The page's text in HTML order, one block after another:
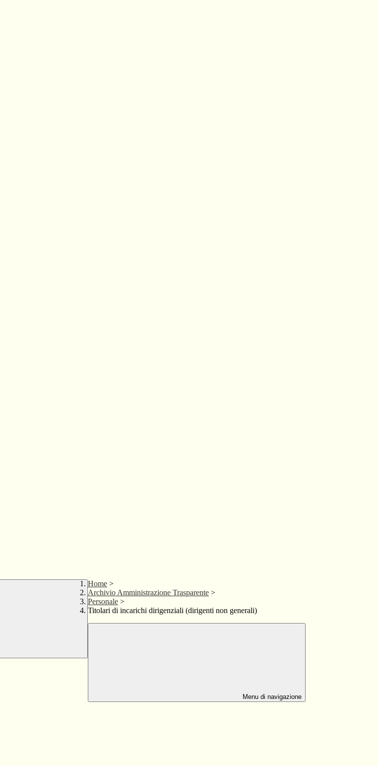
Home >
Archivio Amministrazione Trasparente >
Personale >
Titolari di incarichi dirigenziali (dirigenti non generali)
Menu di navigazione